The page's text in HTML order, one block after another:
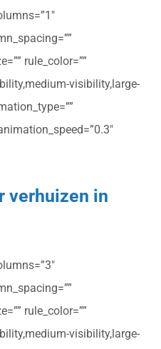
rule_color=””
visibility,large-
verhuizen in
rule_color=””
visibility,large-